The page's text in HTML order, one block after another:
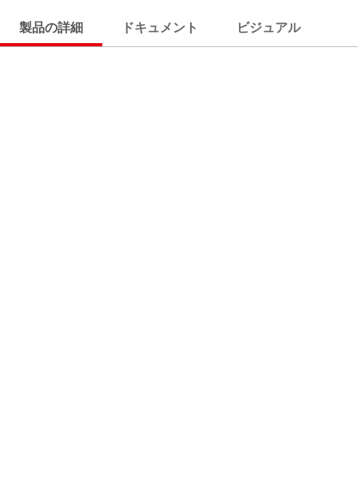
製品の詳細 ドキュメント ビジュアル